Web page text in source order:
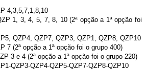
4,3,5,7,1,8,10
1, 3, 4, 5, 7, 8, 10 (2ª opção a 1ª opção foi
QZP4, QZP7, QZP3, QZP1, QZP8, QZP10
7 (2ª opção a 1ª opção foi o grupo 400)
3 e 4 (2ª opção a 1ª opção foi o grupo 220)
QZP3-QZP4-QZP5-QZP7-QZP8-QZP10